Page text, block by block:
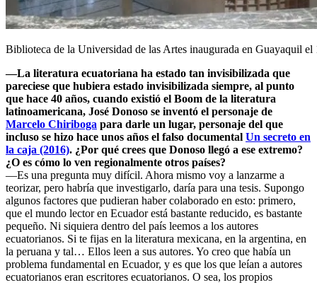
Biblioteca de la Universidad de las Artes inaugurada en Guayaquil el
—La literatura ecuatoriana ha estado tan invisibilizada que
pareciese que hubiera estado invisibilizada siempre, al punto
que hace 40 años, cuando existió el Boom de la literatura
latinoamericana, José Donoso se inventó el personaje de
Marcelo Chiriboga para darle un lugar, personaje del que
incluso se hizo hace unos años el falso documental Un secreto en
la caja (2016). ¿Por qué crees que Donoso llegó a ese extremo?
¿O es cómo lo ven regionalmente otros países?
—Es una pregunta muy difícil. Ahora mismo voy a lanzarme a
teorizar, pero habría que investigarlo, daría para una tesis. Supongo
algunos factores que pudieran haber colaborado en esto: primero,
que el mundo lector en Ecuador está bastante reducido, es bastante
pequeño. Ni siquiera dentro del país leemos a los autores
ecuatorianos. Si te fijas en la literatura mexicana, en la argentina, en
la peruana y tal… Ellos leen a sus autores. Yo creo que había un
problema fundamental en Ecuador, y es que los que leían a autores
ecuatorianos eran escritores ecuatorianos. O sea, los propios